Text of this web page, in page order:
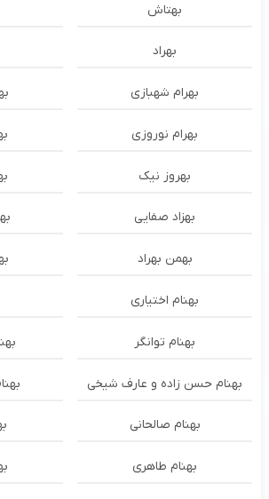
بهتاش
بهراد
بهرام شهبازی
بهرام نوروزی
بهروز نیک
بهزاد صفایی
بهمن بهراد
بهنام اختیاری
بهنام توانگر
بهنام حسن زاده و عارف شیخی
بهنام صالحانی
بهنام طاهری